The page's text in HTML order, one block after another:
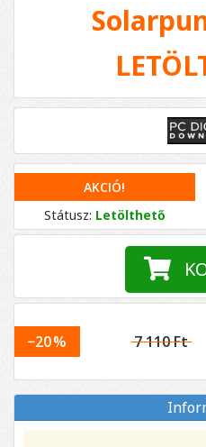
AKCIÓ!
Státusz: Letölthető
−20 % 7 110 Ft